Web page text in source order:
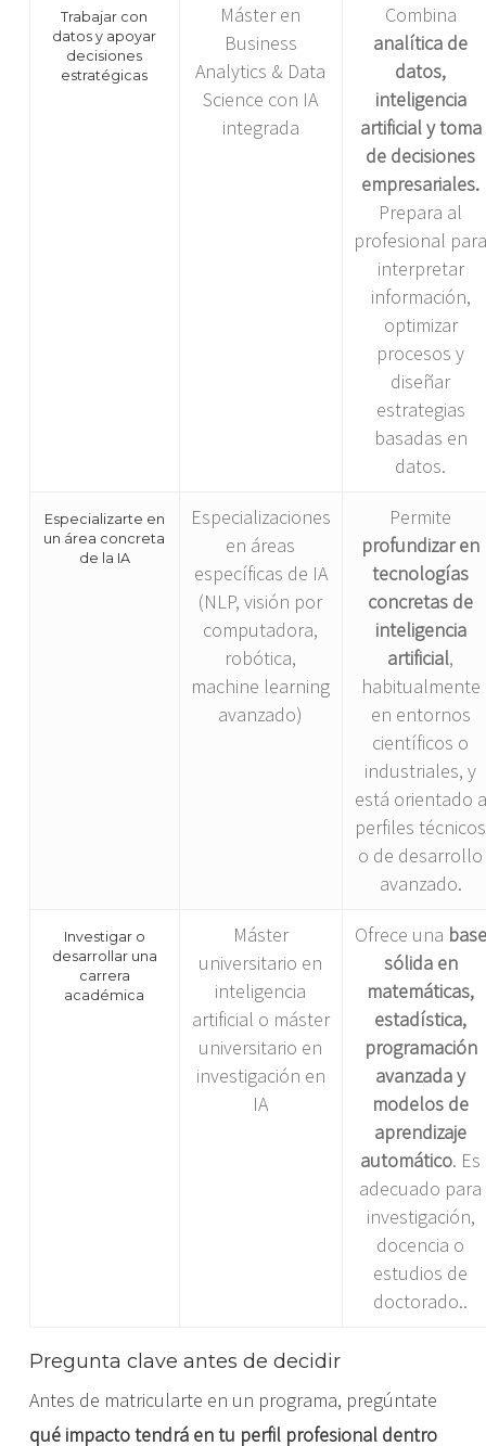
Trabajar con
datos y apoyar
decisiones
estratégicas
Máster en
Business
Analytics & Data
Science con IA
integrada
Combina
analítica de
datos,
inteligencia
artificial y toma
de decisiones
empresariales.
Prepara al
profesional
interpretar
información,
optimizar
procesos y
diseñar
estrategias
basadas en
datos.
Especializarte en
un área concreta
de la IA
Especializaciones
en áreas
específicas de IA
(NLP, visión por
computadora,
robótica,
machine learning
avanzado)
Permite
profundizar en
tecnologías
concretas de
inteligencia
artificial,
habitualmente
en entornos
científicos o
industriales, y
está orientado a
perfiles técnicos
o de desarrollo
avanzado.
Investigar o
desarrollar una
carrera
académica
Máster
universitario en
inteligencia
artificial o máster
universitario en
investigación en
IA
Ofrece una base
sólida en
matemáticas,
estadística,
programación
avanzada y
modelos de
aprendizaje
automático. Es
adecuado para
investigación,
docencia o
estudios de
doctorado..
Pregunta clave antes de decidir
Antes de matricularte en un programa, pregúntate
qué impacto tendrá en tu perfil profesional dentro